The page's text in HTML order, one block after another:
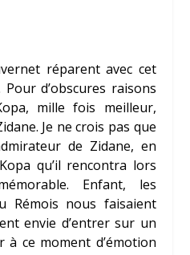
réparent avec cet
d’obscures raisons
, mille fois meilleur,
Je ne crois pas que
de Zidane, en
qu’il rencontra lors
Enfant, les
Rémois nous faisaient
envie d’entrer sur un
ce moment d’émotion